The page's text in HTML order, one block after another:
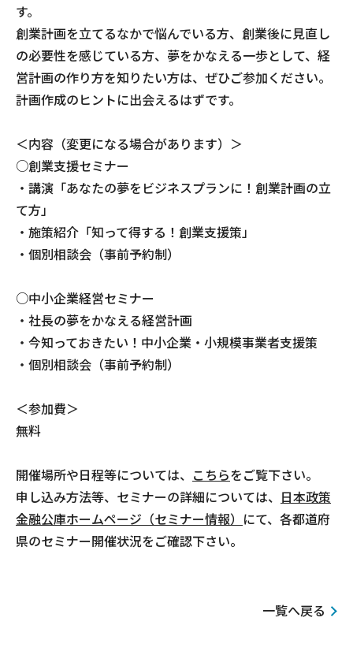
す。
創業計画を立てるなかで悩んでいる方、創業後に見直し
の必要性を感じている方、夢をかなえる一歩として、経
営計画の作り方を知りたい方は、ぜひご参加ください。
計画作成のヒントに出会えるはずです。
＜内容（変更になる場合があります）＞
○創業支援セミナー
・講演「あなたの夢をビジネスプランに！創業計画の立
て方」
・施策紹介「知って得する！創業支援策」
・個別相談会（事前予約制）
○中小企業経営セミナー
・社長の夢をかなえる経営計画
・今知っておきたい！中小企業・小規模事業者支援策
・個別相談会（事前予約制）
＜参加費＞
無料
開催場所や日程等については、 こちらをご覧下さい。
申し込み方法等、セミナーの詳細については、 日本政策
金融公庫ホームページ（セミナー情報） にて、各都道府
県のセミナー開催状況をご確認下さい。
一覧へ戻る